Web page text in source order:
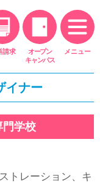
請求
オープン
キャンパス
メニュー
新設
イナー
門学校
トレーション、キ